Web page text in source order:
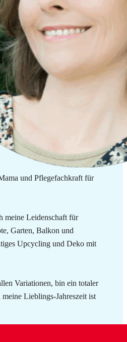
und Pflegefachkraft für
meine Leidenschaft für
Garten, Balkon und
Upcycling und Deko mit
Variationen, bin ein totaler
Lieblings-Jahreszeit ist